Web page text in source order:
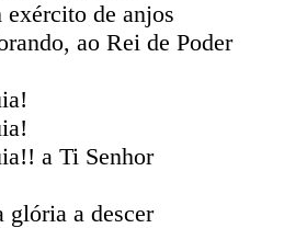
exército de anjos
ao Rei de Poder
a Ti Senhor
glória a descer